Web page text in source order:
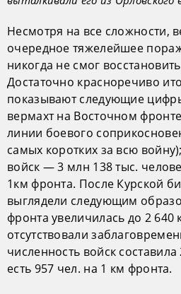
Несмотря на все сложности,
очередное тяжелейшее
никогда не смог
Достаточно красноречиво
показывают следующие
вермахт на Восточном
линии боевого
самых коротких за всю
войск — 3 млн 138 тыс.
1км фронта. После Курской
выглядели следующим
фронта увеличилась до 2 640
отсутствовали
численность войск
есть 957 чел. на 1 км фронта.